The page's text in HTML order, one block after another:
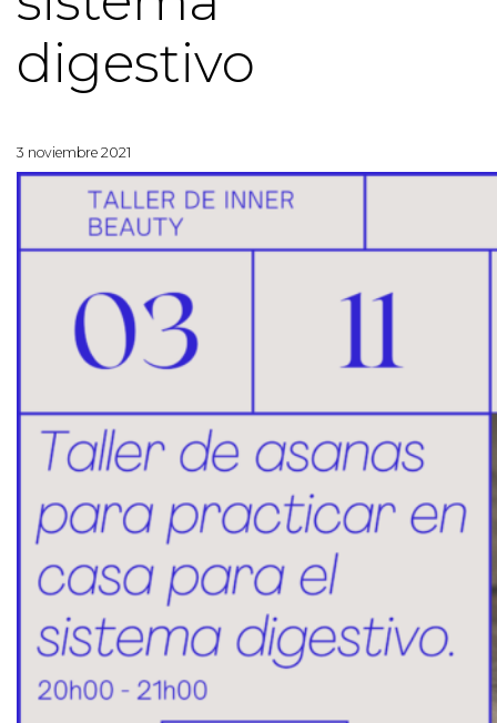
digestivo
3 noviembre 2021